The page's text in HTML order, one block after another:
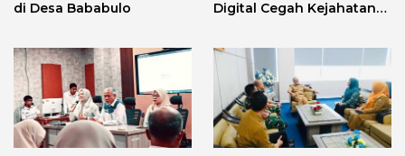
di Desa Bababulo
Digital Cegah Kejahatan